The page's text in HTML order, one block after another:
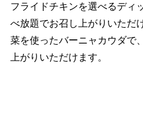
フライドチキンを選べるディ
べ放題でお召し上がりいただ
菜を使ったバーニャカウダで
上がりいただけます。